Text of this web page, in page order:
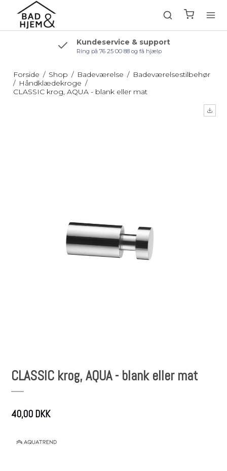
Kundeservice & support
Ring på 76 25 00 88 og få hjælp
Forside / Shop / Badeværelse / Badeværelsestilbehør
/ Håndklædekroge /
CLASSIC krog, AQUA - blank eller mat
CLASSIC krog, AQUA - blank eller mat
40,00 DKK